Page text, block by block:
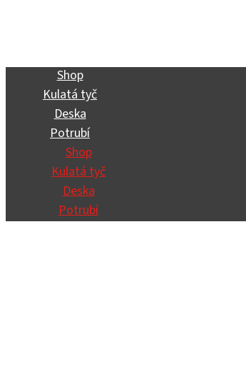
Shop
Kulatá tyč
Deska
Potrubí
Shop
Kulatá tyč
Deska
Potrubí